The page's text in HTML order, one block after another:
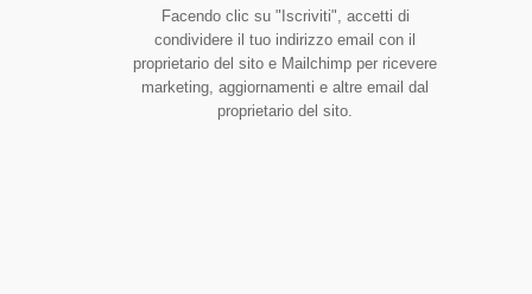
Facendo clic su "Iscriviti", accetti di
condividere il tuo indirizzo email con il
proprietario del sito e Mailchimp per ricevere
marketing, aggiornamenti e altre email dal
proprietario del sito.